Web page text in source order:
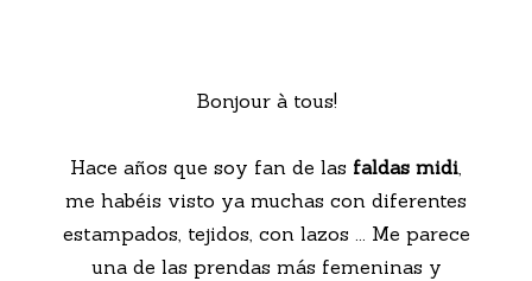
Bonjour à tous!
Hace años que soy fan de las faldas midi,
me habéis visto ya muchas con diferentes
estampados, tejidos, con lazos ... Me parece
una de las prendas más femeninas y